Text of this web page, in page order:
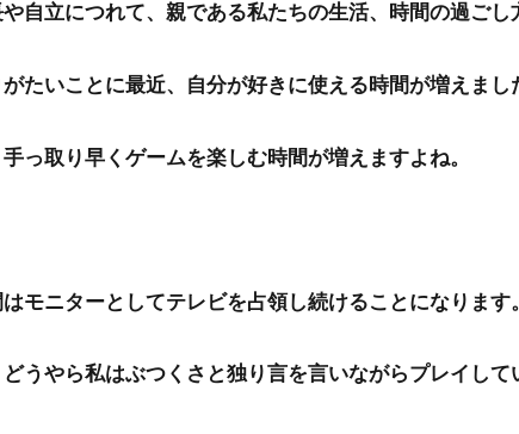
自立につれて、親である私たちの生活、時間の過ごし
たいことに最近、自分が好きに使える時間が増えまし
っ取り早くゲームを楽しむ時間が増えますよね。
モニターとしてテレビを占領し続けることになります。
うやら私はぶつくさと独り言を言いながらプレイして